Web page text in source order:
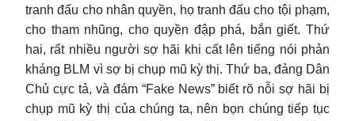
tranh đấu cho nhân quyền, họ tranh đấu cho tội phạm,
cho tham nhũng, cho quyền đập phá, bắn giết. Thứ
hai, rất nhiều người sợ hãi khi cất lên tiếng nói phản
kháng BLM vì sợ bị chụp mũ kỳ thị. Thứ ba, đảng Dân
Chủ cực tả, và đám “Fake News” biết rõ nỗi sợ hãi bị
chụp mũ kỳ thị của chúng ta, nên bọn chúng tiếp tục